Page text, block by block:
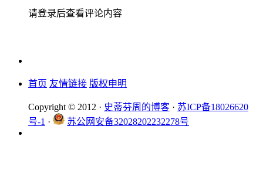
请登录后查看评论内容
首页 友情链接 版权申明
Copyright © 2012 · 史蒂芬周的博客 · 苏ICP备18026620
号-1 · 苏公网安备32028202232278号